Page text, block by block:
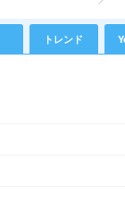
トレンド